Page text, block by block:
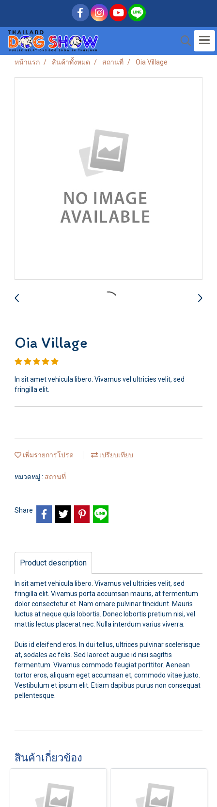
หน้าแรก สินค้าทั้งหมด สถานที่ Oia Village
Oia Village
In sit amet vehicula libero. Vivamus vel ultricies velit, sed
fringilla elit.
เพิ่มรายการโปรด เปรียบเทียบ
หมวดหมู่ : สถานที่
Share
Product description
In sit amet vehicula libero. Vivamus vel ultricies velit, sed
fringilla elit. Vivamus porta accumsan mauris, at fermentum
dolor consectetur et. Nam ornare pulvinar tincidunt. Mauris
luctus at neque quis lobortis. Donec lobortis pretium nisi, vel
mattis lectus placerat nec. Nulla interdum varius viverra.
Duis id eleifend eros. In dui tellus, ultrices pulvinar scelerisque
at, sodales ac felis. Sed laoreet augue id nisi sagittis
fermentum. Vivamus commodo feugiat porttitor. Aenean
tortor eros, aliquam eget accumsan et, commodo vitae justo.
Vestibulum et ipsum elit. Etiam dapibus purus non consequat
pellentesque.
สินค้าเกี่ยวข้อง